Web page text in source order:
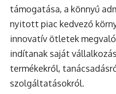
támogatása, a könnyű
nyitott piac kedvező
innovatív ötletek
indítanak saját
termékekről,
szolgáltatásokról.